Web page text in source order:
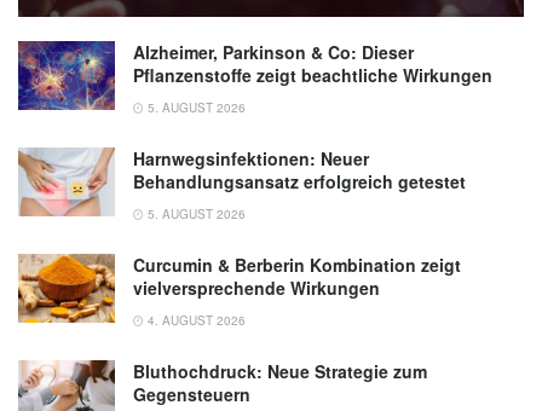
Alzheimer, Parkinson & Co: Dieser
Pflanzenstoffe zeigt beachtliche Wirkungen
5. AUGUST 2026
Harnwegsinfektionen: Neuer
Behandlungsansatz erfolgreich getestet
5. AUGUST 2026
Curcumin & Berberin Kombination zeigt
vielversprechende Wirkungen
4. AUGUST 2026
Bluthochdruck: Neue Strategie zum
Gegensteuern